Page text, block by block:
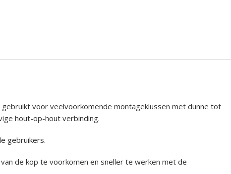
voor veelvoorkomende montageklussen met dunne tot
hout-op-hout verbinding.
gebruikers.
de kop te voorkomen en sneller te werken met de